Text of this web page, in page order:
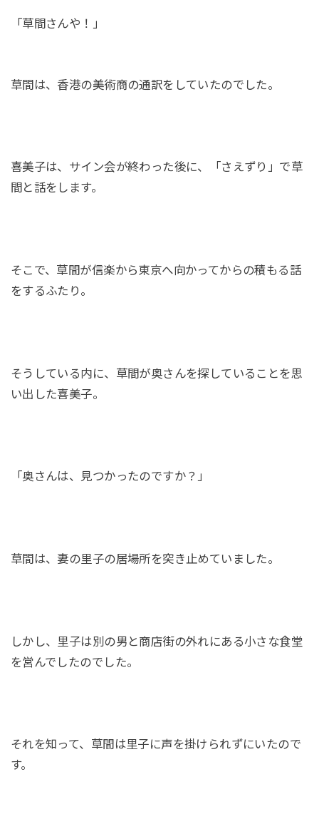
「草間さんや！」
草間は、香港の美術商の通訳をしていたのでした。
喜美子は、サイン会が終わった後に、「さえずり」で草
間と話をします。
そこで、草間が信楽から東京へ向かってからの積もる話
をするふたり。
そうしている内に、草間が奥さんを探していることを思
い出した喜美子。
「奥さんは、見つかったのですか？」
草間は、妻の里子の居場所を突き止めていました。
しかし、里子は別の男と商店街の外れにある小さな食堂
を営んでしたのでした。
それを知って、草間は里子に声を掛けられずにいたので
す。